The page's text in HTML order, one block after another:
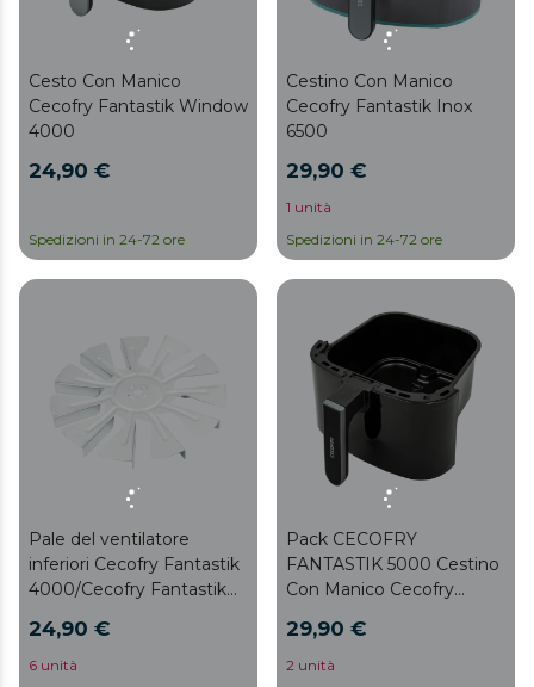
Cesto Con Manico
Cecofry Fantastik Window
4000
24,90 €
Spedizioni in 24-72 ore
Cestino Con Manico
Cecofry Fantastik Inox
6500
29,90 €
1 unità
Spedizioni in 24-72 ore
Pale del ventilatore
inferiori Cecofry Fantastik
4000/Cecofry Fantastik
Fantastik Window 4000
24,90 €
6 unità
Pack CECOFRY
FANTASTIK 5000 Cestino
Con Manico Cecofry
Fantastik 5500
29,90 €
2 unità